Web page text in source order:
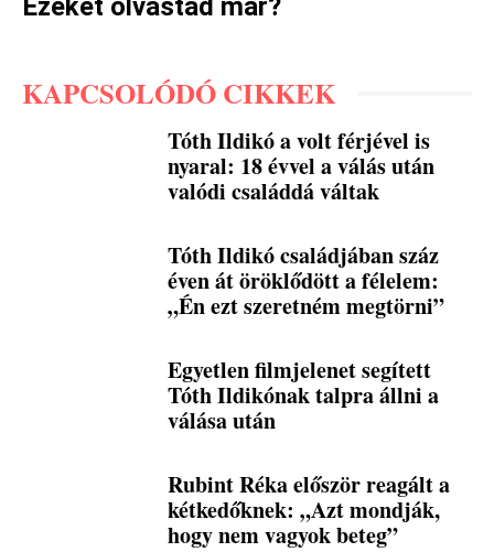
Ezeket olvastad már?
KAPCSOLÓDÓ CIKKEK
Tóth Ildikó a volt férjével is
nyaral: 18 évvel a válás után
valódi családdá váltak
Tóth Ildikó családjában száz
éven át öröklődött a félelem:
„Én ezt szeretném megtörni”
Egyetlen filmjelenet segített
Tóth Ildikónak talpra állni a
válása után
Rubint Réka először reagált a
kétkedőknek: „Azt mondják,
hogy nem vagyok beteg”